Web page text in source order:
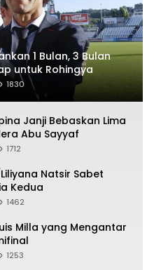
1 Bulan, 3 Bulan
untuk Rohingya
1830
Janji Bebaskan Lima
Abu Sayyaf
1712
Natsir Sabet
Kedua
1462
Milla yang Mengantar
1253